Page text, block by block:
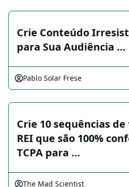
Crie Conteúdo
para Sua Audiência …
Pablo Solar Frese
Crie 10 sequências
REI que são 100%
TCPA para …
The Mad Scientist